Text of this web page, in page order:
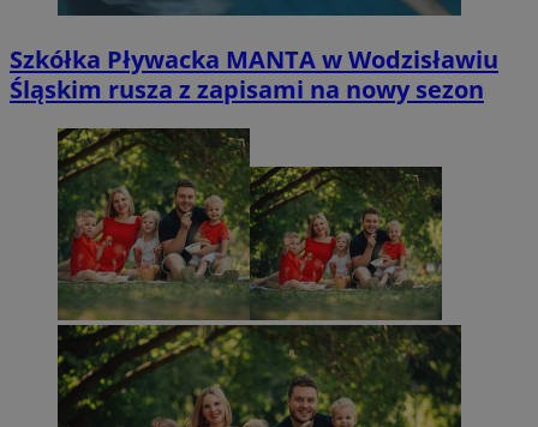
Szkółka Pływacka MANTA w Wodzisławiu
Śląskim rusza z zapisami na nowy sezon